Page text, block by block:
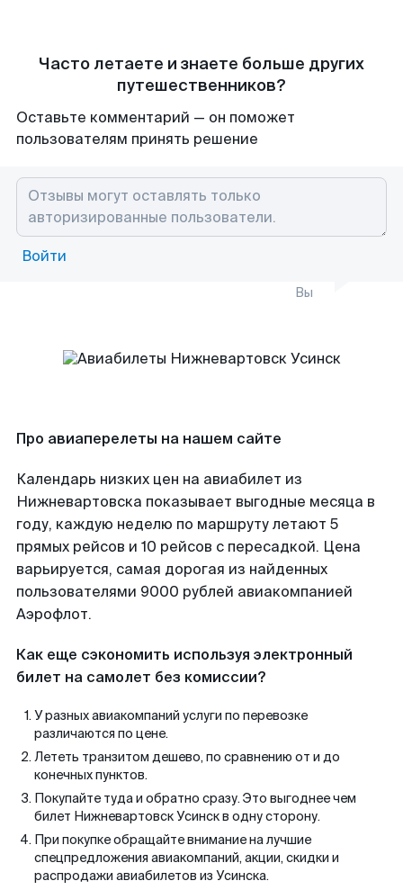
Часто летаете и знаете больше других
путешественников?
Оставьте комментарий — он поможет
пользователям принять решение
Войти
Вы
Про авиаперелеты на нашем сайте
Календарь низких цен на авиабилет из
Нижневартовска показывает выгодные месяца в
году, каждую неделю по маршруту летают 5
прямых рейсов и 10 рейсов с пересадкой. Цена
варьируется, самая дорогая из найденных
пользователями 9000 рублей авиакомпанией
Аэрофлот.
Как еще сэкономить используя электронный
билет на самолет без комиссии?
У разных авиакомпаний услуги по перевозке
различаются по цене.
Лететь транзитом дешево, по сравнению от и до
конечных пунктов.
Покупайте туда и обратно сразу. Это выгоднее чем
билет Нижневартовск Усинск в одну сторону.
При покупке обращайте внимание на лучшие
спецпредложения авиакомпаний, акции, скидки и
распродажи авиабилетов из Усинска.